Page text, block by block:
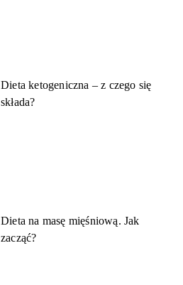
Dieta ketogeniczna – z czego się
składa?
Dieta na masę mięśniową. Jak
zacząć?